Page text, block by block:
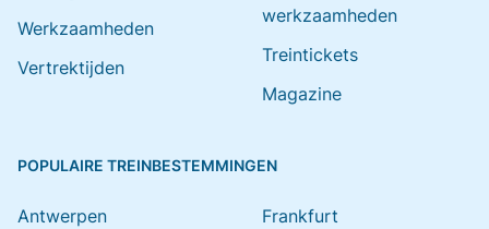
Werkzaamheden
Vertrektijden
werkzaamheden
Treintickets
Magazine
POPULAIRE TREINBESTEMMINGEN
Antwerpen
Frankfurt